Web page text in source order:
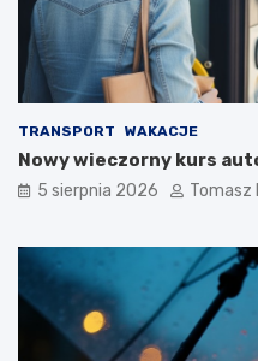
TRANSPORT WAKACJE
Nowy wieczorny kurs
5 sierpnia 2026 Tomasz